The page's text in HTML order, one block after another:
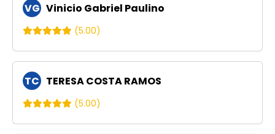
VG Vinicio Gabriel Paulino
(5.00)
TC TERESA COSTA RAMOS
(5.00)